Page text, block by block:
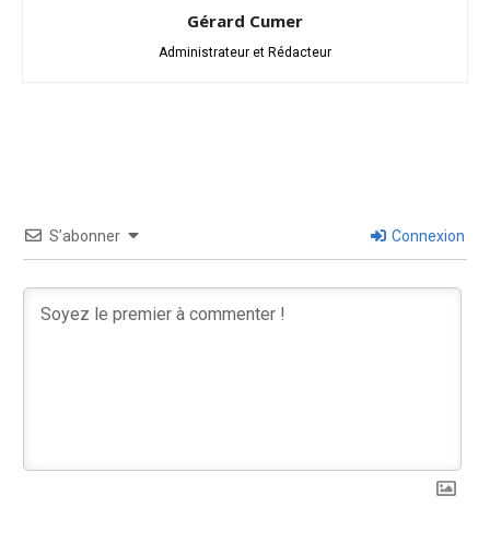
Gérard Cumer
Administrateur et Rédacteur
S’abonner Connexion